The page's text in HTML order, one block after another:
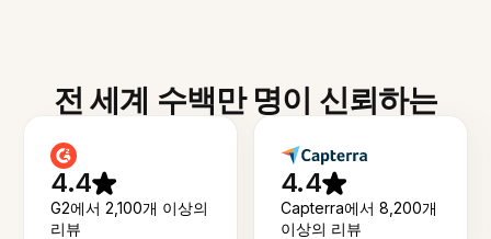
전 세계 수백만 명이 신뢰하는
4.4
G2에서 2,100개 이상의
리뷰
4.4
Capterra에서 8,200개
이상의 리뷰